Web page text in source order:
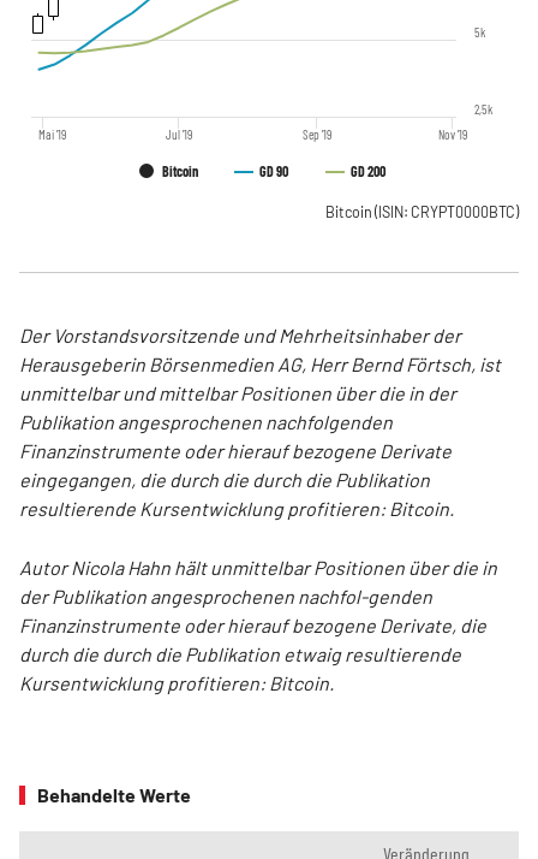
Bitcoin GD 90 GD 200
Mai '19 Jul '19 Sep '19 Nov '19
2,5k
5k
Bitcoin (ISIN: CRYPT0000BTC)
Der Vorstandsvorsitzende und Mehrheitsinhaber der
Herausgeberin Börsenmedien AG, Herr Bernd Förtsch, ist
unmittelbar und mittelbar Positionen über die in der
Publikation angesprochenen nachfolgenden
Finanzinstrumente oder hierauf bezogene Derivate
eingegangen, die durch die durch die Publikation
resultierende Kursentwicklung profitieren: Bitcoin.
Autor Nicola Hahn hält unmittelbar Positionen über die in
der Publikation angesprochenen nachfol-genden
Finanzinstrumente oder hierauf bezogene Derivate, die
durch die durch die Publikation etwaig resultierende
Kursentwicklung profitieren: Bitcoin.
Behandelte Werte
Veränderung